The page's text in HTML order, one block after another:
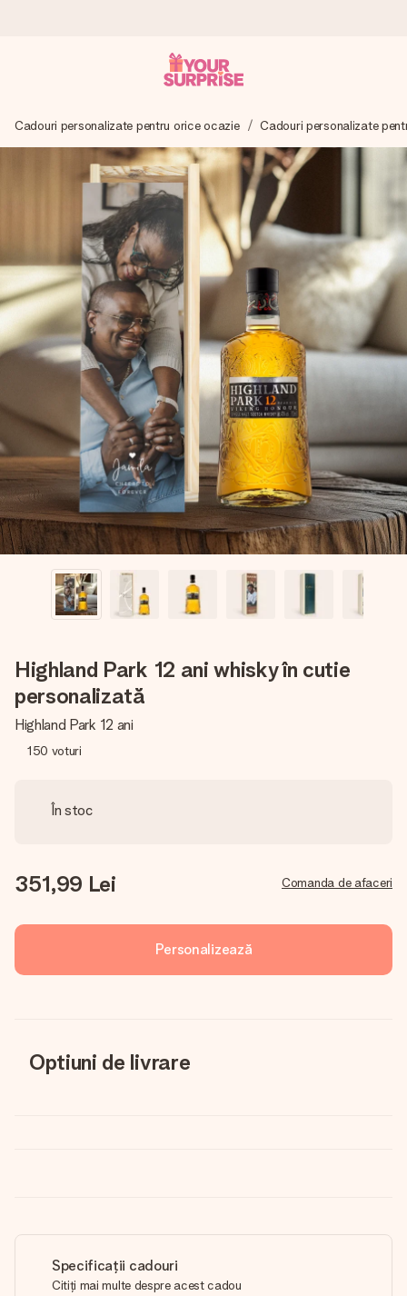
Îți alcătuim cadoul cu grijă și îl trimitem îndată spre tine -
pentru ca tu să îl poți dărui exact când trebuie, atunci când
contează cel mai mult.
4,8 (bazat pe +15.000 de recenzii)
Cadourile noastre inspiră. Clienții ne oferă nota 4,8 pe
Google Reviews.
Felicitare gratuită
Creează ceva unic în doar câțiva pași - cu numele ei,
fotografia ta sau un mesaj din suflet. Fără bătăi de cap,
doar bucură-te de moment.
Cadouri personalizate pentru orice ocazie Cadouri personalizate
Highland Park 12 ani whisky în cutie
personalizată
Highland Park 12 ani
150 voturi
În stoc
351,99 Lei Comanda de afaceri
Personalizează
Optiuni de livrare
Specificații cadouri
Citiți mai multe despre acest cadou